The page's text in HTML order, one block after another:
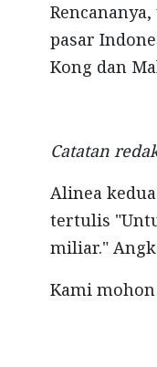
pasar
Kong dan
Catatan
Alinea
tertulis
miliar."
Kami